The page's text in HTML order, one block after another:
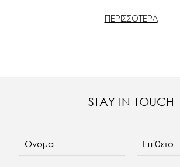
ΠΕΡΙΣΣΟΤΕΡΑ
STAY IN TOUCH